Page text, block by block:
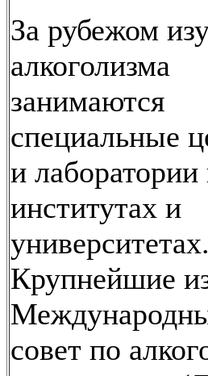
За рубежом
алкоголизма
занимаются
специальные
и лаборатории
институтах и
университетах.
Крупнейшие
совет по